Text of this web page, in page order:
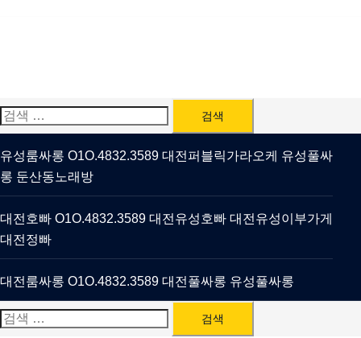
검
색:
유성룸싸롱 O1O.4832.3589 대전퍼블릭가라오케 유성풀싸
롱 둔산동노래방
대전호빠 O1O.4832.3589 대전유성호빠 대전유성이부가게
대전정빠
대전룸싸롱 O1O.4832.3589 대전풀싸롱 유성풀싸롱
검